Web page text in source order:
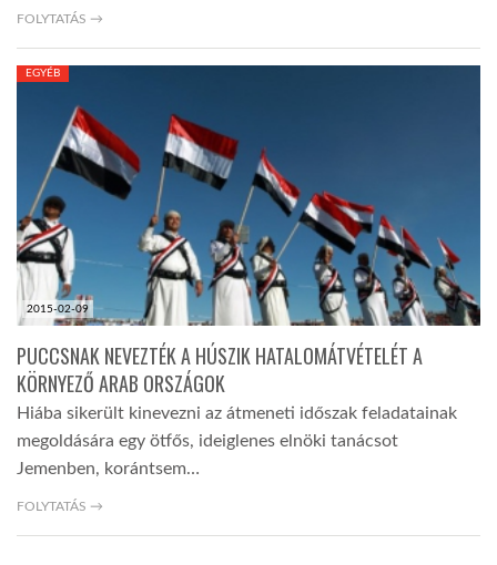
FOLYTATÁS →
2015-02-09
EGYÉB
PUCCSNAK NEVEZTÉK A HÚSZIK HATALOMÁTVÉTELÉT A
KÖRNYEZŐ ARAB ORSZÁGOK
Hiába sikerült kinevezni az átmeneti időszak feladatainak
megoldására egy ötfős, ideiglenes elnöki tanácsot
Jemenben, korántsem…
FOLYTATÁS →